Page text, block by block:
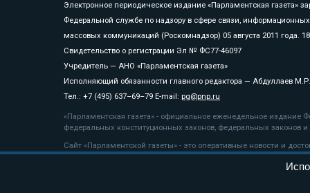
Электронное периодическое издание «Парламентская газета»
Федеральной службе по надзору в сфере связи,
массовых коммуникаций (Роскомнадзор) 05 августа 2011 года.
Свидетельство о регистрации Эл № ФС77-46097
Учредитель — АНО «Парламентская газета»
Исполняющий обязанности главного редактора — Абдуллаев М.Р.
Тел.: +7 (495) 637–69–79 E-mail: pg@pnp.ru
«Парламентская газета» - официальное еженедельное издание
федеральных конституционных законов, федеральных законов
Сайт «Парламентской газеты» - это оперативные новости и
«Парламентской газеты» активная ссылка на pnp.ru обязательна.